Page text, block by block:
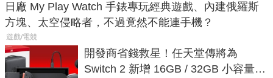
日廠 My Play Watch 手錶專玩經典遊戲、內建俄羅斯
方塊、太空侵略者，不過竟然不能連手機？
遊戲/電競
開發商省錢救星！任天堂傳將為
Switch 2 新增 16GB / 32GB 小容量遊